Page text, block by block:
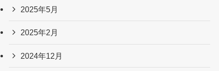
2025年5月
2025年2月
2024年12月